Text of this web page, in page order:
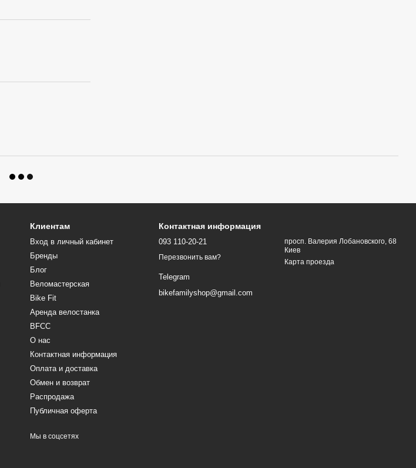
Клиентам
Вход в личный кабинет
Бренды
Блог
Веломастерская
Bike Fit
Аренда велостанка
BFCC
О нас
Контактная информация
Оплата и доставка
Обмен и возврат
Распродажа
Публичная оферта
Мы в соцсетях
Контактная информация
093 110-20-21
Перезвонить вам?
Telegram
bikefamilyshop@gmail.com
просп. Валерия Лобановского, 68
Киев
Карта проезда